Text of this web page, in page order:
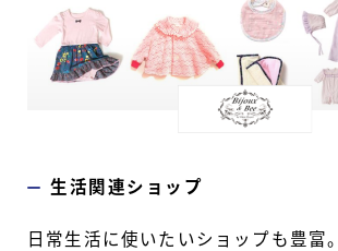
生活関連ショップ
日常生活に使いたいショップも豊富。